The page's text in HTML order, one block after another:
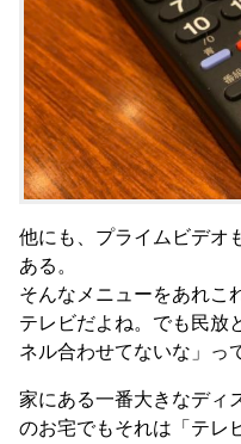
他にも、プライムビデオ
ある。
そんなメニューをあれこ
テレビだよね。でも民放
ネル合わせてないな」っ
家にある一番大きなディ
のお宅でもそれは「テレ